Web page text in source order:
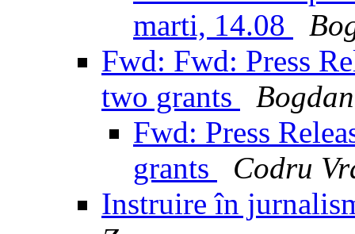
marti, 14.08
Fwd: Fwd: Press
two grants
Fwd: Press
grants
Codru
Instruire în